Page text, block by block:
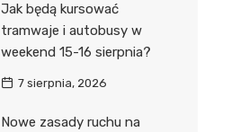
Jak będą kursować
tramwaje i autobusy w
weekend 15-16 sierpnia?
7 sierpnia, 2026
Nowe zasady ruchu na